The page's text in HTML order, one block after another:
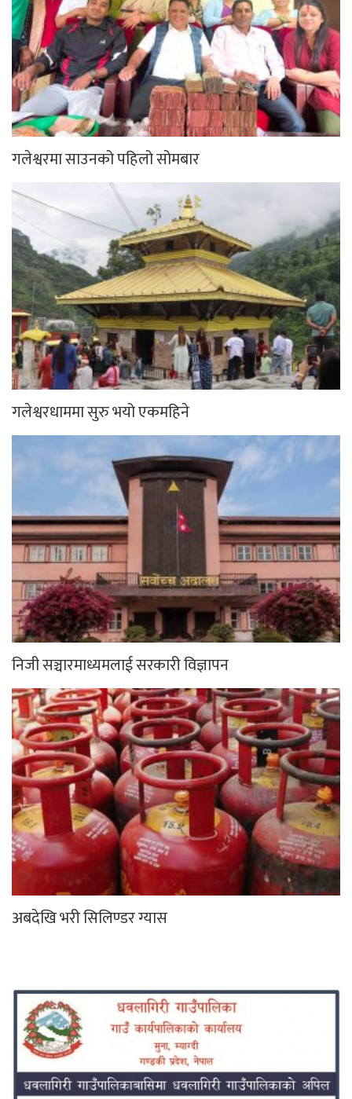
गलेश्वरमा साउनको पहिलो सोमबार
गलेश्वरधाममा सुरु भयो एकमहिने
निजी सञ्चारमाध्यमलाई सरकारी विज्ञापन
अबदेखि भरी सिलिण्डर ग्यास